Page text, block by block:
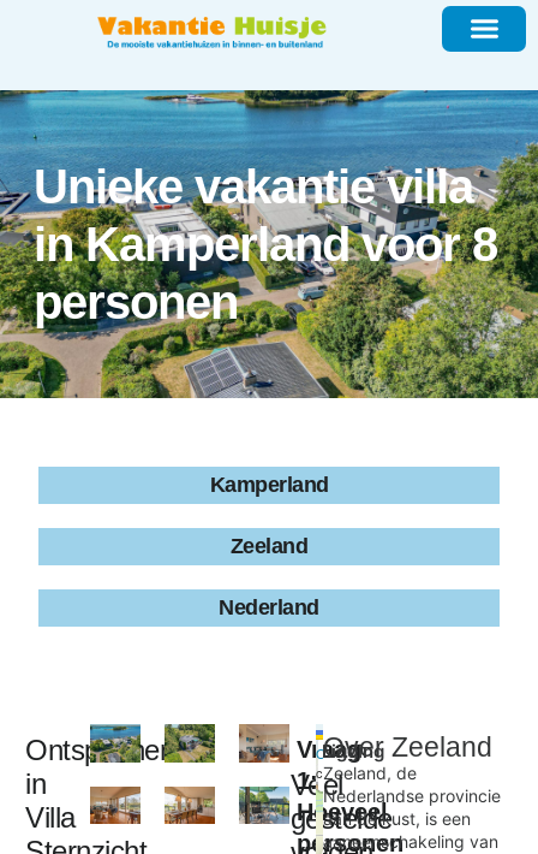
Unieke vakantie villa
in Kamperland voor 8
personen
Kamperland
Zeeland
Nederland
Ontspannen
in
Villa
Veel
gestelde
Vraag
1:
Hoeveel
personen
Ligging
+
−
Leaflet
©
OpenStreetMap
contributors
Over Zeeland
Zeeland, de
Nederlandse provincie
aan de kust, is een
aaneenschakeling van